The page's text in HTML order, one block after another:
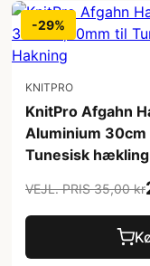
-29%
KNITPRO
KnitPro Afgahn
Aluminium
Tunesisk
VEJL. PRIS 35,00 kr